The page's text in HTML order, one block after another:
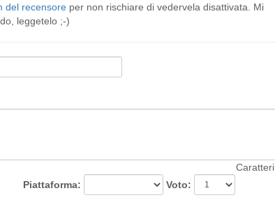
del recensore per non rischiare di vedervela disattivata. Mi
leggetelo ;-)
Caratteri
Piattaforma:
Voto: